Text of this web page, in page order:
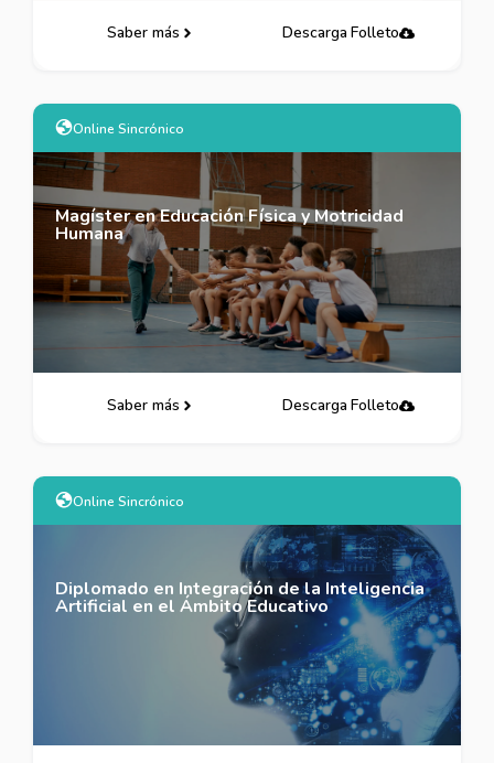
Saber más Descarga Folleto
Online Sincrónico
Magíster en Educación Física y Motricidad
Humana
Saber más Descarga Folleto
Online Sincrónico
Diplomado en Integración de la Inteligencia
Artificial en el Ámbito Educativo